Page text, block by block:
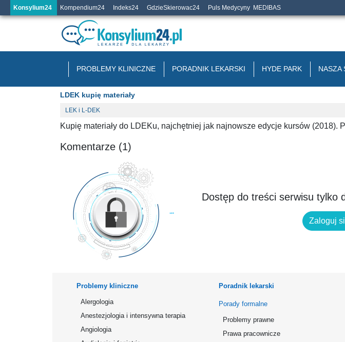
Konsylium24 Kompendium24 Indeks24 GdzieSkierowac24 Puls Medycyny MEDIBAS
PROBLEMY KLINICZNE PORADNIK LEKARSKI HYDE PARK NASZA
LDEK kupię materiały
LEK i L-DEK
Kupię materiały do LDEKu, najchętniej jak najnowsze edycje kursów (2018).
Komentarze (1)
Dostęp do treści serwisu tylko
Zaloguj
Problemy kliniczne
Alergologia
Anestezjologia i intensywna terapia
Angiologia
Poradnik lekarski
Porady formalne
Problemy prawne
Prawa pracownicze